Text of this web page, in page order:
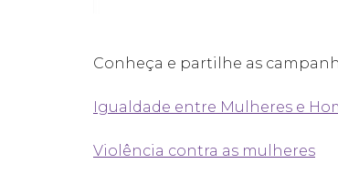
Conheça e partilhe as
Igualdade entre Mulheres e
Violência contra as mulheres